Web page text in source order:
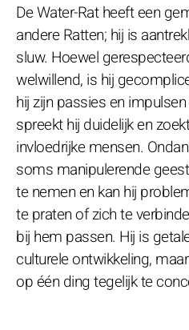
De Water-Rat heeft een
andere Ratten; hij is
sluw. Hoewel
welwillend, is hij
hij zijn passies en
spreekt hij duidelijk en
invloedrijke mensen.
soms manipulerende
te nemen en kan hij
te praten of zich te
bij hem passen. Hij is
culturele ontwikkeling,
op één ding tegelijk te